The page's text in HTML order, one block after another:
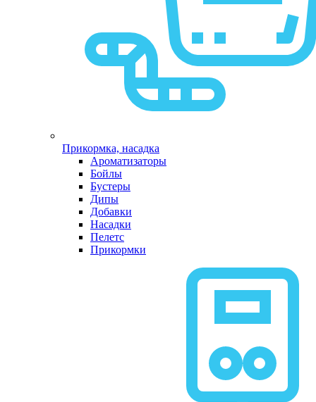
Прикормка, насадка
Ароматизаторы
Бойлы
Бустеры
Дипы
Добавки
Насадки
Пелетс
Прикормки